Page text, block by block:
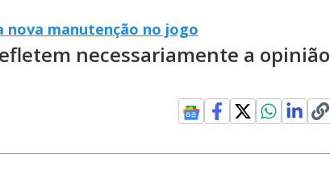
nova manutenção no jogo
necessariamente a opinião